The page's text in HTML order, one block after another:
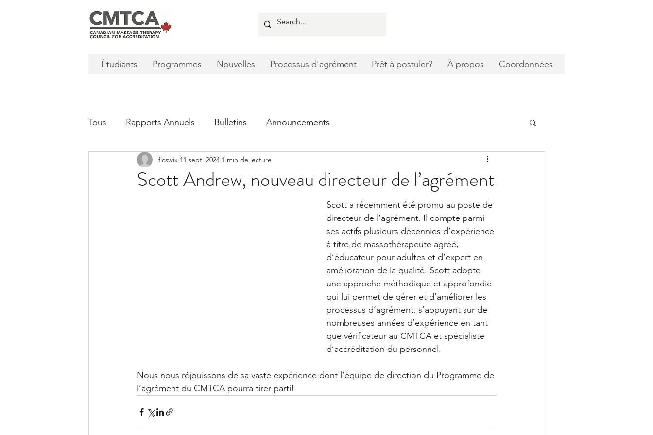
Étudiants Programmes Nouvelles Processus d'agrément Prêt à postuler? À propos Coordonnées
Tous Rapports Annuels Bulletins Announcements
Scott Andrew, nouveau directeur de l’agrément
ficswix 11 sept. 2024 1 min de lecture
Scott a récemment été promu au poste de
directeur de l’agrément. Il compte parmi
ses actifs plusieurs décennies d’expérience
à titre de massothérapeute agréé,
d’éducateur pour adultes et d’expert en
amélioration de la qualité. Scott adopte
une approche méthodique et approfondie
qui lui permet de gérer et d’améliorer les
processus d’agrément, s’appuyant sur de
nombreuses années d’expérience en tant
que vérificateur au CMTCA et spécialiste
d’accréditation du personnel.
Nous nous réjouissons de sa vaste expérience dont l’équipe de direction du Programme de
l’agrément du CMTCA pourra tirer parti!